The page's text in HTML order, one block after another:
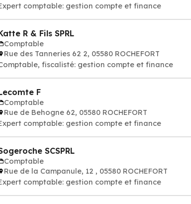
comptable: gestion compte et finance
R & Fils SPRL
Comptable
Rue des Tanneries 62 2, 05580 ROCHEFORT
fiscalisté: gestion compte et finance
F
Comptable
Rue de Behogne 62, 05580 ROCHEFORT
comptable: gestion compte et finance
SCSPRL
Comptable
Rue de la Campanule, 12 , 05580 ROCHEFORT
comptable: gestion compte et finance